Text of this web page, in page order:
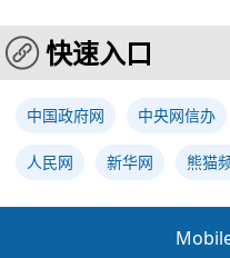
快速入口
中国政府网 中央网信办
人民网 新华网 熊猫